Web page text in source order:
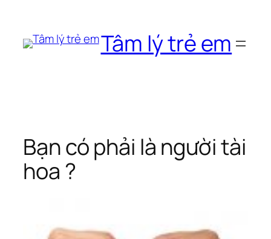
phần
Tâm lý trẻ em
Bạn có phải là người tài
hoa ?